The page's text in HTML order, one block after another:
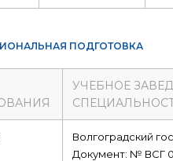
ПОДГОТОВКА
УЧЕБНОЕ
Волгоградский
Документ: № ВСГ